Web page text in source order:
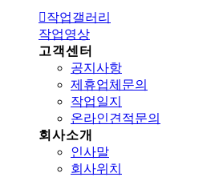
작업갤러리
작업영상
고객센터
공지사항
제휴업체문의
작업일지
온라인견적문의
회사소개
인사말
회사위치